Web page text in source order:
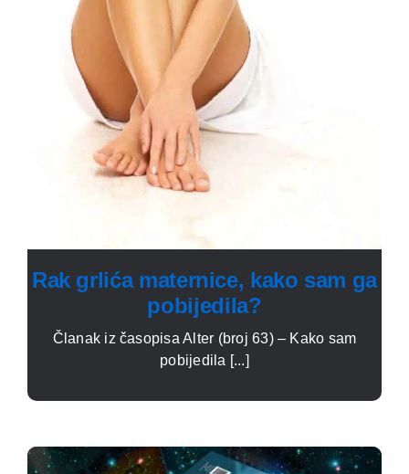
Rak grlića maternice, kako sam ga
pobijedila?
Članak iz časopisa Alter (broj 63) – Kako sam
pobijedila [...]